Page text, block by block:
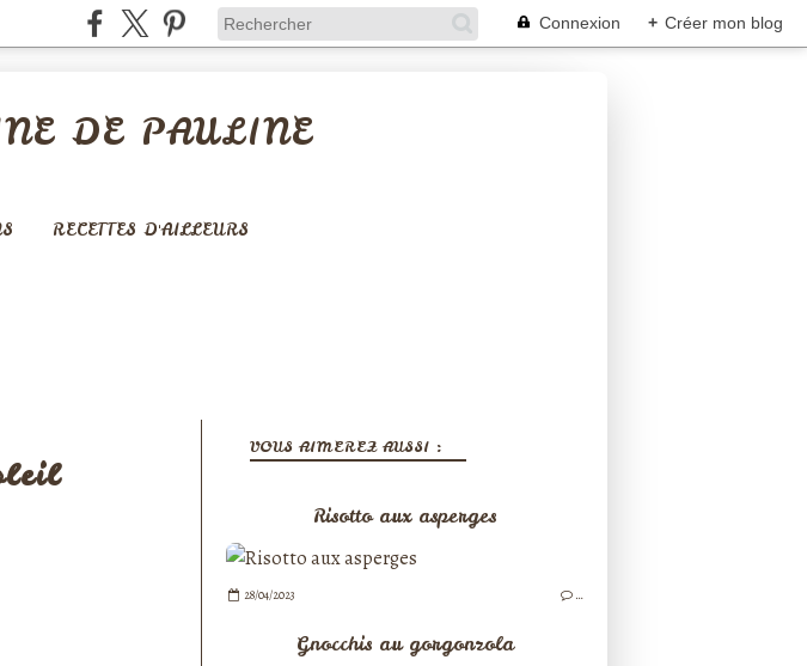
Connexion + Créer mon blog
DE PAULINE
RECETTES D'AILLEURS
VOUS AIMEREZ AUSSI :
Risotto aux asperges
28/04/2023 …
Gnocchis au gorgonzola